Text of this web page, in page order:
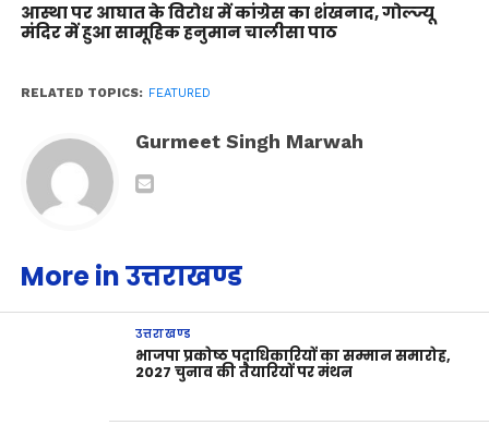
आस्था पर आघात के विरोध में कांग्रेस का शंखनाद, गोल्ज्यू
मंदिर में हुआ सामूहिक हनुमान चालीसा पाठ
RELATED TOPICS: FEATURED
Gurmeet Singh Marwah
More in उत्तराखण्ड
उत्तराखण्ड
भाजपा प्रकोष्ठ पदाधिकारियों का सम्मान समारोह,
2027 चुनाव की तैयारियों पर मंथन